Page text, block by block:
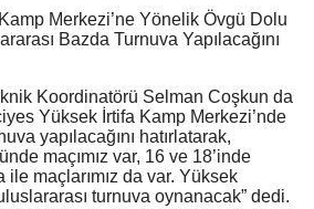
Merkezi’ne Yönelik Övgü Dolu
Bazda Turnuva Yapılacağını
Koordinatörü Selman Coşkun da
Yüksek İrtifa Kamp Merkezi’nde
yapılacağını hatırlatarak,
maçımız var, 16 ve 18’inde
maçlarımız da var. Yüksek
turnuva oynanacak” dedi.